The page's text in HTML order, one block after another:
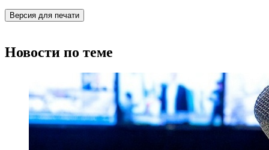
Версия для печати
Новости по теме